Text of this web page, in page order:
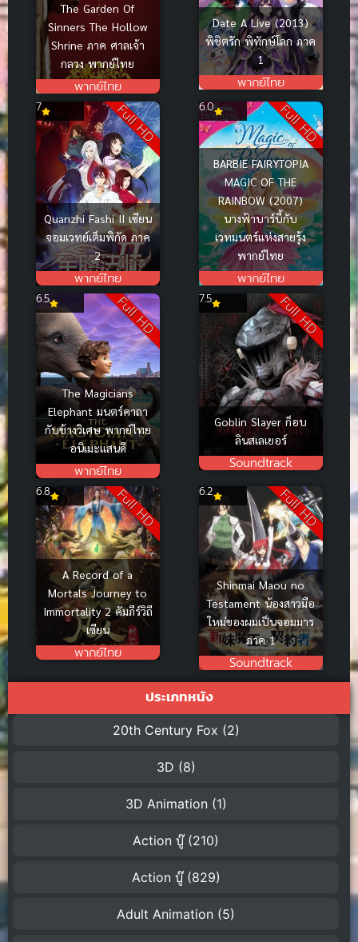
The Garden Of
Sinners The Hollow
Shrine ภาค ศาลเจ้า
กลวง พากย์ไทย
พากย์ไทย
Date A Live (2013)
พิชิตรัก พิทักษ์โลก ภาค
1
พากย์ไทย
Full HD
Quanzhi Fashi II เซียน
จอมเวทย์เต็มพิกัด ภาค
2
พากย์ไทย
7 Full HD
BARBIE FAIRYTOPIA
MAGIC OF THE
RAINBOW (2007)
นางฟ้าบาร์บี้กับ
เวทมนตร์แห่งสายรุ้ง
พากย์ไทย
พากย์ไทย
6.0
Full HD
The Magicians
Elephant มนตร์คาถา
กับช้างวิเศษ พากย์ไทย
อนิเมะแสนดี
พากย์ไทย
6.5 Full HD
Goblin Slayer ก็อบ
ลินสเลเยอร์
Soundtrack
7.5
Full HD
A Record of a
Mortals Journey to
Immortality 2 คัมภีร์วิถี
เซียน
พากย์ไทย
6.8 Full HD
Shinmai Maou no
Testament น้องสาวมือ
ใหม่ของผมเป็นจอมมาร
ภาค 1
Soundtrack
6.2
ประเภทหนัง
20th Century Fox (2)
3D (8)
3D Animation (1)
Action บู๊(210)
Action บู๊(829)
Adult Animation (5)